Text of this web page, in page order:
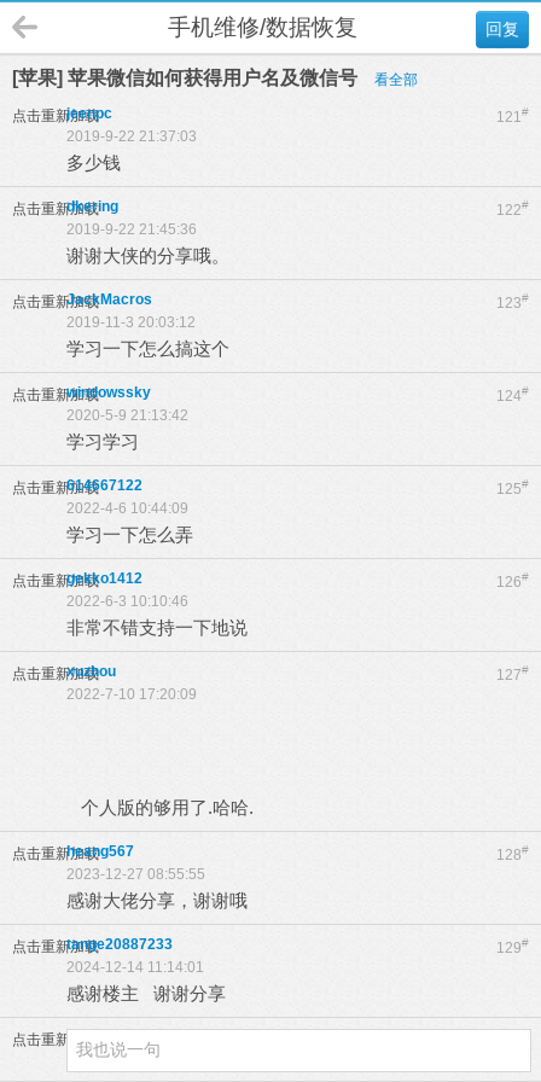
回复
手机维修/数据恢复
[苹果] 苹果微信如何获得用户名及微信号 看全部
点击重新加载 121#
jeenpc
2019-9-22 21:37:03
多少钱
点击重新加载 122#
dkering
2019-9-22 21:45:36
谢谢大侠的分享哦。
点击重新加载 123#
JackMacros
2019-11-3 20:03:12
学习一下怎么搞这个
点击重新加载 124#
windowssky
2020-5-9 21:13:42
学习学习
点击重新加载 125#
614667122
2022-4-6 10:44:09
学习一下怎么弄
点击重新加载 126#
gekko1412
2022-6-3 10:10:46
非常不错支持一下地说
点击重新加载 127#
xuzhou
2022-7-10 17:20:09
个人版的够用了.哈哈.
点击重新加载 128#
heang567
2023-12-27 08:55:55
感谢大佬分享，谢谢哦
点击重新加载 129#
tange20887233
2024-12-14 11:14:01
感谢楼主 谢谢分享
点击重新加载